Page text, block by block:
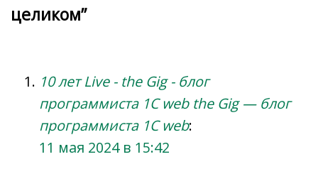
целиком”
10 лет Live - the Gig - блог
программиста 1C web the Gig — блог
программиста 1C web:
11 мая 2024 в 15:42